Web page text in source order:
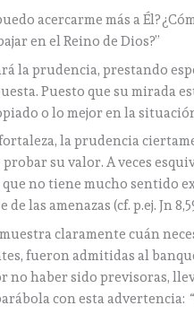
acercarme más a Él?
en el Reino de Dios?”
la prudencia, prestando
Puesto que su mirada
o lo mejor en la
la prudencia
su valor. A veces
no tiene mucho sentido
las amenazas (cf. p.ej. Jn
claramente cuán
fueron admitidas al
no haber sido previsoras,
con esta advertencia: